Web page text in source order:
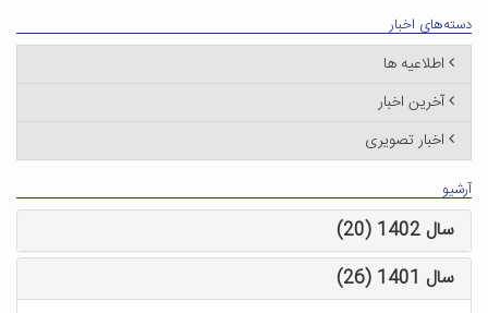
دسته‌های اخبار
اطلاعیه ها
آخرین اخبار
اخبار تصویری
آرشیو
سال 1402 (20)
سال 1401 (26)